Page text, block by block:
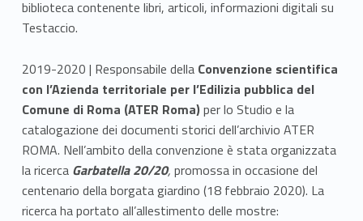
biblioteca contenente libri, articoli, informazioni digitali su
Testaccio.
2019-2020 | Responsabile della Convenzione scientifica
con l’Azienda territoriale per l’Edilizia pubblica del
Comune di Roma (ATER Roma)per lo Studio e la
catalogazione dei documenti storici dell’archivio ATER
ROMA. Nell’ambito della convenzione è stata organizzata
la ricerca Garbatella 20/20, promossa in occasione del
centenario della borgata giardino (18 febbraio 2020). La
ricerca ha portato all’allestimento delle mostre: